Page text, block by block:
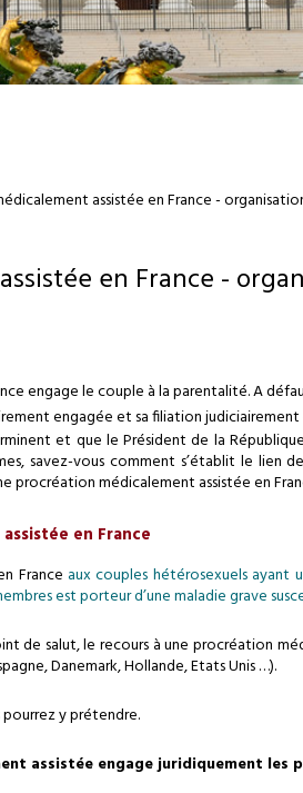
assistée en France -
en France -
engage le couple à la parentalité. A
engagée et sa filiation
et que le Président de la
savez-vous comment s’établit le lien
procréation médicalement assistée en
en France
France aux couples hétérosexuels
est porteur d’une maladie grave
de salut, le recours à une procréation
Danemark, Hollande, Etats Unis …).
pourrez y prétendre.
assistée engage juridiquement les